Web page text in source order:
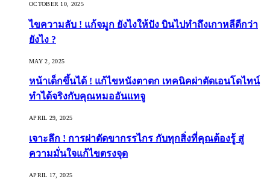
OCTOBER 10, 2025
ไขความลับ ! แก้จมูก ยังไงให้ปัง บินไปทำถึงเกาหลีดีกว่า
ยังไง ?
MAY 2, 2025
หน้าเด็กขึ้นได้ ! แก้ไขหนังตาตก เทคนิคผ่าตัดเอนโดไทน์
ทำได้จริงกับคุณหมออันแทจู
APRIL 29, 2025
เจาะลึก ! การผ่าตัดขากรรไกร กับทุกสิ่งที่คุณต้องรู้ สู่
ความมั่นใจแก้ไขตรงจุด
APRIL 17, 2025